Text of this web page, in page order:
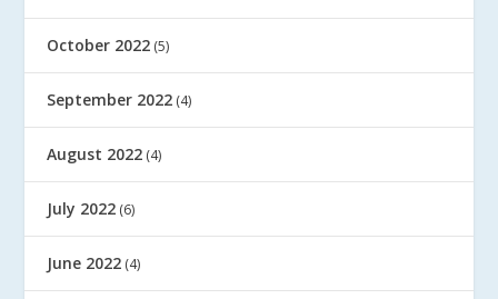
October 2022 (5)
September 2022 (4)
August 2022 (4)
July 2022 (6)
June 2022 (4)